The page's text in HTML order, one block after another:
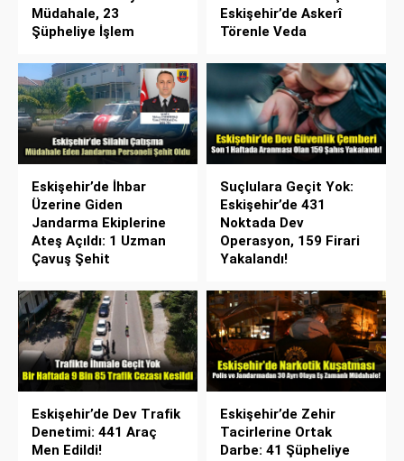
Müdahale, 23
Şüpheliye İşlem
Eskişehir’de Askerî
Törenle Veda
Eskişehir’de İhbar
Üzerine Giden
Jandarma Ekiplerine
Ateş Açıldı: 1 Uzman
Çavuş Şehit
Suçlulara Geçit Yok:
Eskişehir’de 431
Noktada Dev
Operasyon, 159 Firari
Yakalandı!
Eskişehir’de Dev Trafik
Denetimi: 441 Araç
Men Edildi!
Eskişehir’de Zehir
Tacirlerine Ortak
Darbe: 41 Şüpheliye